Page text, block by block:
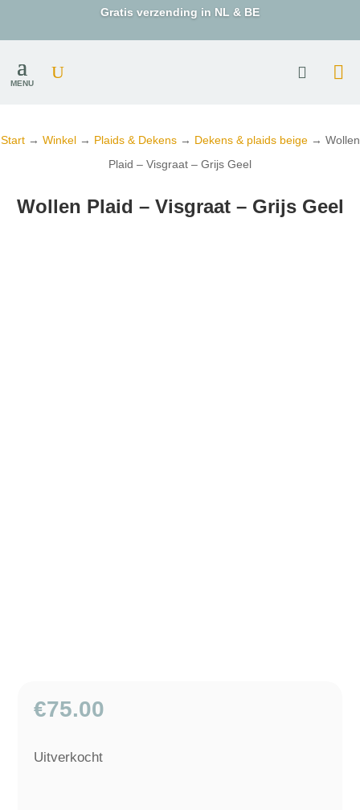
Gratis verzending in NL & BE
MENU
Start→ Winkel→ Plaids & Dekens→ Dekens & plaids beige→ Wollen
Plaid – Visgraat – Grijs Geel
Wollen Plaid – Visgraat – Grijs Geel
€75.00
Uitverkocht